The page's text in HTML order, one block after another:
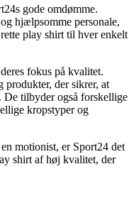
gode omdømme.
hjælpsomme personale,
play shirt til hver enkelt
fokus på kvalitet.
der sikrer, at
De tilbyder også forskellige
kropstyper og
motionist, er Sport24 det
shirt af høj kvalitet, der